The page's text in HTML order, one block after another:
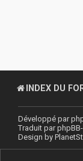
INDEX DU
Développé par
Traduit par
Design by